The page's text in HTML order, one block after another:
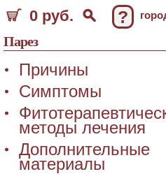
0 руб. ?
Парез
Причины
Симптомы
методы лечения
Дополнительные
материалы